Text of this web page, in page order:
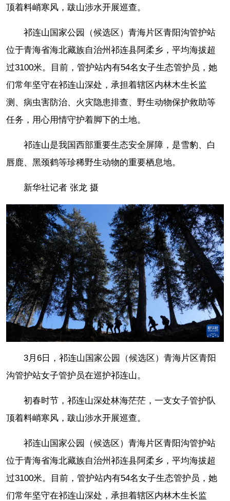
顶着料峭寒风，跋山涉水开展巡查。
祁连山国家公园（候选区）青海片区青阳沟管护站
位于青海省海北藏族自治州祁连县阿柔乡，平均海拔超
过3100米。目前，管护站内有54名女子生态管护员，她
们常年坚守在祁连山深处，承担着辖区内林木生长监
测、病虫害防治、火灾隐患排查、野生动物保护救助等
任务，用心用情守护着脚下的土地。
祁连山是我国西部重要生态安全屏障，是雪豹、白
唇鹿、黑颈鹤等珍稀野生动物的重要栖息地。
新华社记者 张龙 摄
3月6日，祁连山国家公园（候选区）青海片区青阳
沟管护站女子管护员在巡护祁连山。
初春时节，祁连山深处林海茫茫，一支女子管护队
顶着料峭寒风，跋山涉水开展巡查。
祁连山国家公园（候选区）青海片区青阳沟管护站
位于青海省海北藏族自治州祁连县阿柔乡，平均海拔超
过3100米。目前，管护站内有54名女子生态管护员，她
们常年坚守在祁连山深处，承担着辖区内林木生长监